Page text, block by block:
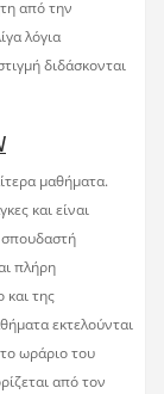
από την
λόγια
διδάσκονται
μαθήματα.
και είναι
πλήρη
της
εκτελούνται
ωράριο του
από τον